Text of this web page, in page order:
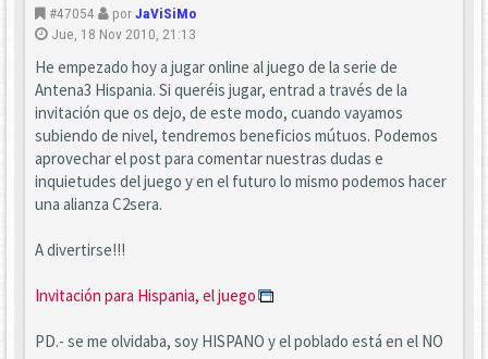
#47054 porJaViSiMo
Jue, 18 Nov 2010, 21:13
He empezado hoy a jugar online al juego de la serie de
Antena3 Hispania. Si queréis jugar, entrad a través de la
invitación que os dejo, de este modo, cuando vayamos
subiendo de nivel, tendremos beneficios mútuos. Podemos
aprovechar el post para comentar nuestras dudas e
inquietudes del juego y en el futuro lo mismo podemos hacer
una alianza C2sera.
A divertirse!!!
Invitación para Hispania, el juego
PD.- se me olvidaba, soy HISPANO y el poblado está en el NO